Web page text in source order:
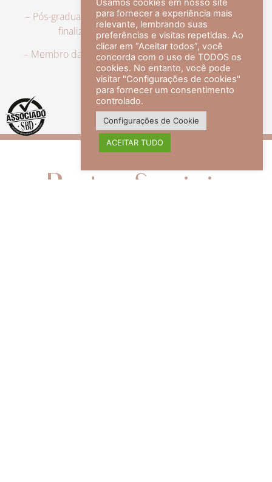
– Pós-graduação em Dermatologia pela UFRJ, tendo
finalizado a especialização em 2007.
– Membro da Sociedade Brasileira de Dermatologia,
com título de especialista.
veja mais +
Redes Sociais
Usamos cookies em nosso site
para fornecer a experiência mais
relevante, lembrando suas
preferências e visitas repetidas. Ao
clicar em “Aceitar todos”, você
concorda com o uso de TODOS os
cookies. No entanto, você pode
visitar "Configurações de cookies"
para fornecer um consentimento
controlado.
Configurações de Cookie
ACEITAR TUDO